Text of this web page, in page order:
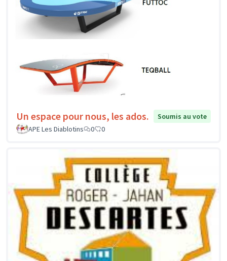
Un espace pour nous, les ados.
Soumis au vote
APE Les Diablotins
0 0